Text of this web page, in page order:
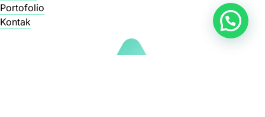
Portofolio
Kontak